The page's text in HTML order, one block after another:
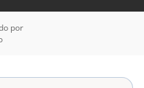
por